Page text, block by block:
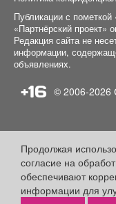
Продолжая
согласие на
обеспечивают
информации для
Публикации с
«Партнёрский проект»
Редакция сайта не
информации,
объявлениях.
+16 © 2006-2026